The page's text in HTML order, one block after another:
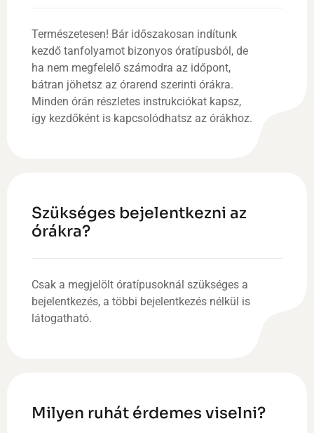
Természetesen! Bár időszakosan indítunk
kezdő tanfolyamot bizonyos óratípusból, de
ha nem megfelelő számodra az időpont,
bátran jöhetsz az órarend szerinti órákra.
Minden órán részletes instrukciókat kapsz,
így kezdőként is kapcsolódhatsz az órákhoz.
Szükséges bejelentkezni az
órákra?
Csak a megjelölt óratípusoknál szükséges a
bejelentkezés, a többi bejelentkezés nélkül is
látogatható.
Milyen ruhát érdemes viselni?